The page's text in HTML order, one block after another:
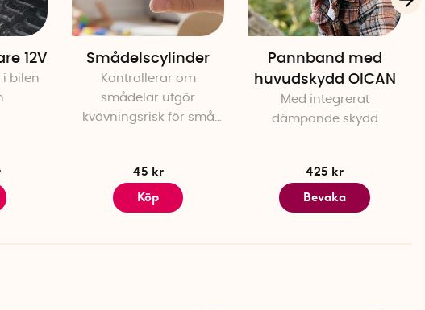
12V
i bilen
Smådelscylinder
Kontrollerar om
smådelar utgör
kvävningsrisk för små
45 kr
Köp
Pannband med
huvudskydd OICAN
Med integrerat
dämpande skydd
425 kr
Bevaka